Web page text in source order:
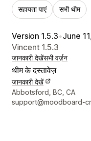
सहायता पाएं सभी थीम
Version 1.5.3•June
Vincent 1.5.3
जानकारी देखेंसभी वर्ज़न
थीम के दस्तावेज़
जानकारी देखें
डिज़ाइनर के संपर्क की
Abbotsford, BC, CA
support@moodboard-